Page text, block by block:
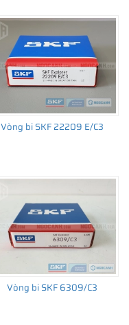
Vòng bi SKF 22209 E/C3
Vòng bi SKF 6309/C3